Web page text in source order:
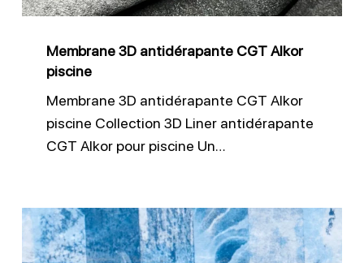
Membrane 3D antidérapante CGT Alkor
piscine
Membrane 3D antidérapante CGT Alkor
piscine Collection 3D Liner antidérapante
CGT Alkor pour piscine Un…
Pose
membrane